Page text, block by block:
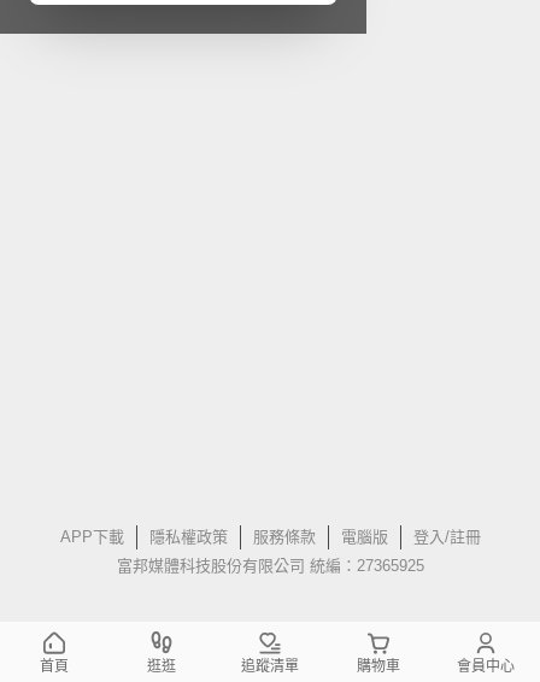
APP下載 隱私權政策 服務條款 電腦版
登入/註冊
富邦媒體科技股份有限公司 統編：27365925
首頁 逛逛 追蹤清單 購物車 會員中心